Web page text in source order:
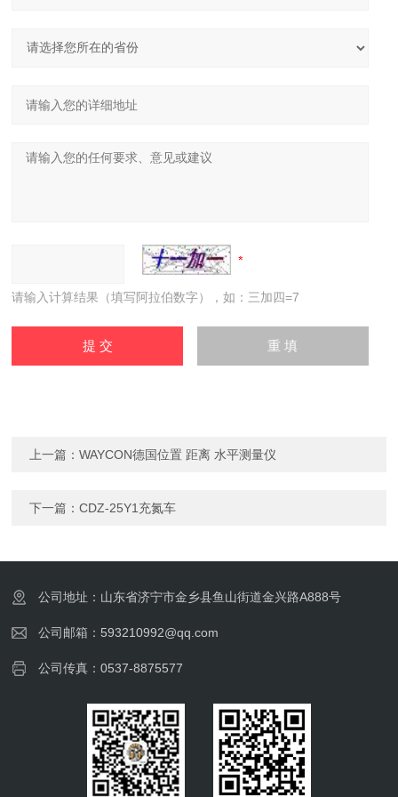
请输入计算结果（填写阿拉伯数字），如：三加四=7
上一篇：WAYCON德国位置 距离 水平测量仪
下一篇：CDZ-25Y1充氮车
公司地址：山东省济宁市金乡县鱼山街道金兴路A888号
公司邮箱：593210992@qq.com
公司传真：0537-8875577